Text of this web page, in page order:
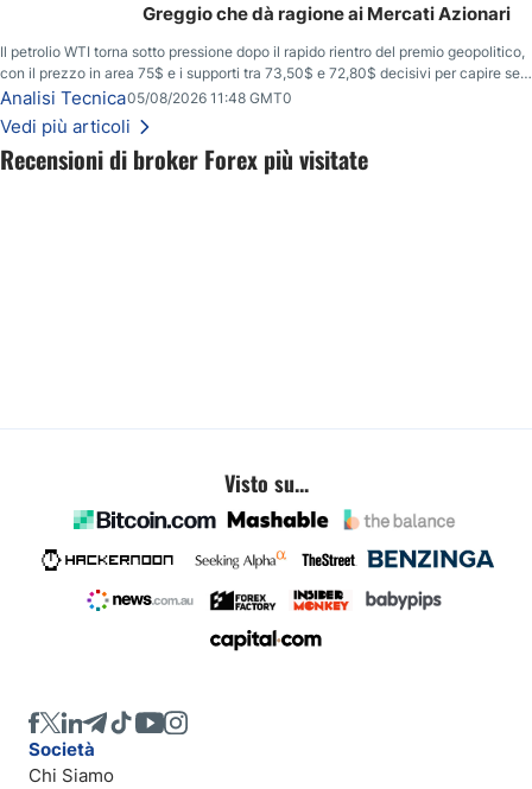
Recensioni di broker Forex più visitate
Greggio che dà ragione ai Mercati Azionari
Il petrolio WTI torna sotto pressione dopo il rapido rientro del premio geopolitico,
con il prezzo in area 75$ e i supporti tra 73,50$ e 72,80$ decisivi per capire se il
ribasso potrà estendersi verso quota 70$.
Analisi Tecnica05/08/2026 11:48 GMT0
Vedi più articoli
Visto su...
Società
Chi Siamo